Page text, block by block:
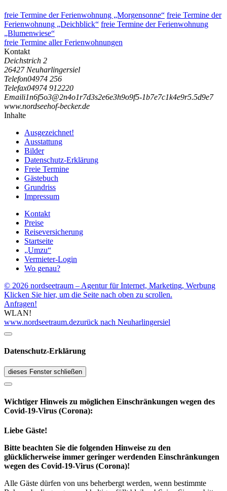
freie Termine der Ferienwohnung „Morgensonne“ freie Termine der
Ferienwohnung „Deichblick“ freie Termine der Ferienwohnung
„Blumenwiese“
freie Termine aller Ferienwohnungen
Kontakt
Deichstrich 2
26427 Neuharlingersiel
Telefon04974 256
Telefax04974 912220
Emaili1n6f5o3@2n4o1r7d3s2e6e3h9o9f5-1b7e7c1k4e9r5.5d9e7
www.nordseehof-becker.de
Inhalte
Ausgezeichnet!
Ausstattung
Bilder
Datenschutz-Erklärung
Freie Termine
Gästebuch
Grundriss
Impressum
Kontakt
Preise
Reiseversicherung
Startseite
„Umzu“
Vermieter-Login
Wo genau?
© 2026 nordseetraum – Agentur für Internet, Marketing, Werbung
Klicken Sie hier, um die Seite nach oben zu scrollen.
Anfragen!
WLAN!
www.nordseetraum.dezurück nach Neuharlingersiel
Datenschutz-Erklärung
dieses Fenster schließen
Wichtiger Hinweis zu möglichen Ein­schränk­ungen wegen des
Covid-19-Virus (Corona):
Liebe Gäste!
Bitte beachten Sie die folgenden Hinweise zu den
glücklicherweise immer geringer werdenden Einschränkungen
wegen des Covid-19-Virus (Corona)!
Alle Gäste dürfen von uns beherbergt werden, wenn bestimmte